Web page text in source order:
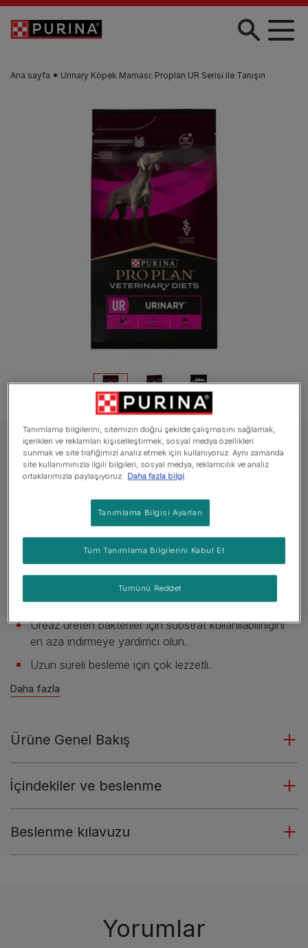
Skip to main content
Ana sayfa Urinary Köpek Maması: Proplan UR Serisi ile Tanışın
PURINA® PRO PLAN® VETERINARY DIETS Kuru Mama Köpek
Urinary Köpek Maması: Proplan UR Serisi ile
Henüz değerlendirme bulunmuyor
Mevcut boyutlar: 2x3 kg
İdrar struvit taş oluşumunu azaltmaya yardımcı olan
ve çözünmeyi destekleyen asidik idrarı destekler.
Üreaz üreten bakteriler için substrat kullanılabilirliğini
en aza indirmeye yardımcı olun.
Uzun süreli besleme için çok lezzetli.
Daha fazla
Ürüne Genel Bakış
İçindekiler ve beslenme
Beslenme kılavuzu
Yorumlar
Tanımlama bilgilerini; sitemizin doğru şekilde çalışmasını sağlamak,
içerikleri ve reklamları kişiselleştirmek, sosyal medya özellikleri
sunmak ve site trafiğimizi analiz etmek için kullanıyoruz. Aynı zamanda
site kullanımınızla ilgili bilgileri; sosyal medya, reklamcılık ve analiz
ortaklarımızla paylaşıyoruz. Daha fazla bilgi
Tanımlama Bilgisi Ayarları
Tümünü Reddet
Tüm Tanımlama Bilgilerini Kabul Et